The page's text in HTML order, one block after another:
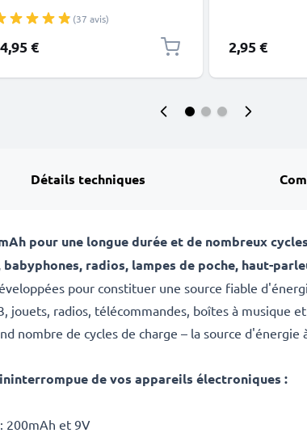
en
(37 avis)
€ 2,95 €
Détails techniques
pour une longue durée et de nombreux
radios, lampes de poche, haut-
pour constituer une source fiable
jouets, radios, télécommandes, boîtes à musique
nombre de cycles de charge – la source d'énergie
de vos appareils électroniques :
200mAh et 9V